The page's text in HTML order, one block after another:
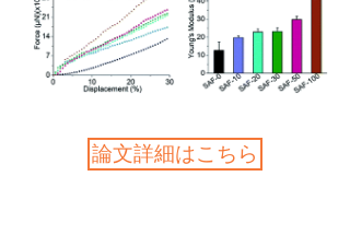
論文詳細はこちら